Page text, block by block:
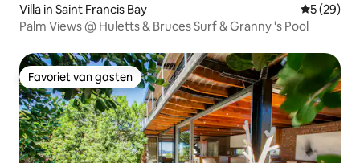
Villa in Saint Francis Bay
5 (29)
Palm Views @ Huletts & Bruces Surf & Granny 's Pool
Favoriet van gasten
Favoriet van gasten